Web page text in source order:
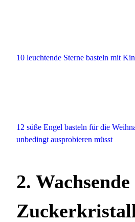
10 leuchtende Sterne basteln mit
12 süße Engel basteln für die
unbedingt ausprobieren müsst
2. Wachsende